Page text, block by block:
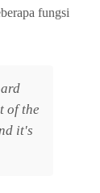
fungsi
of the
it's